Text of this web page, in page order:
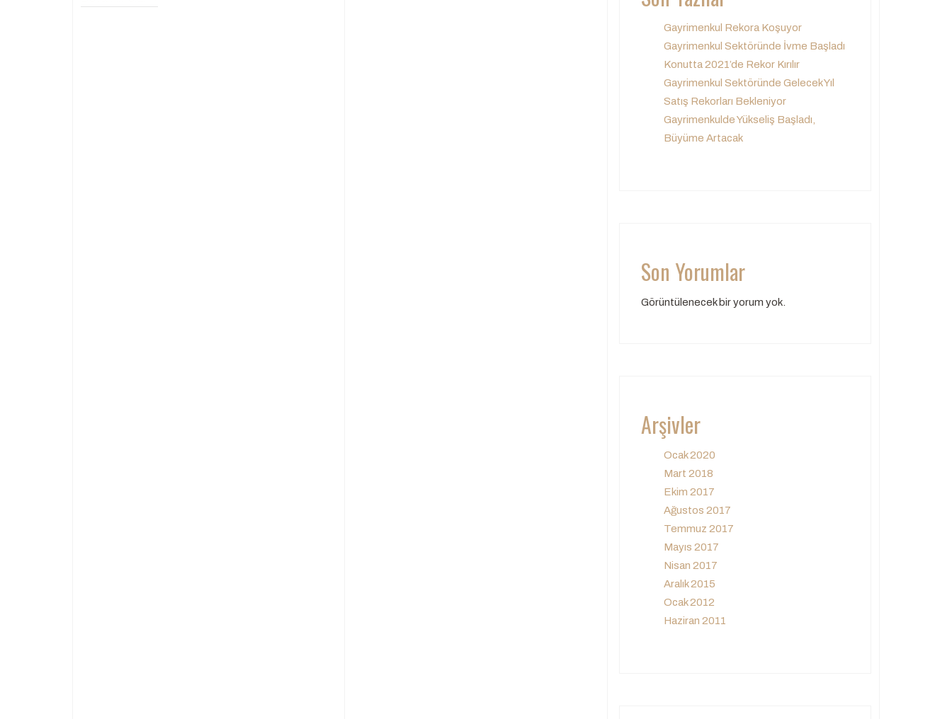
Gayrimenkul Rekora Koşuyor
Gayrimenkul Sektöründe İvme Başladı
Konutta 2021’de Rekor Kırılır
Gayrimenkul Sektöründe Gelecek Yıl
Satış Rekorları Bekleniyor
Gayrimenkulde Yükseliş Başladı,
Büyüme Artacak
Son Yorumlar
Görüntülenecek bir yorum yok.
Arşivler
Ocak 2020
Mart 2018
Ekim 2017
Ağustos 2017
Temmuz 2017
Mayıs 2017
Nisan 2017
Aralık 2015
Ocak 2012
Haziran 2011